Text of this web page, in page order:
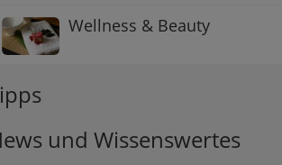
Wellness & Beauty
und Wissenswertes